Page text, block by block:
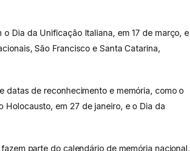
o Dia da Unificação Italiana, em 17 de março, e
São Francisco e Santa Catarina,
datas de reconhecimento e memória, como o
Holocausto, em 27 de janeiro, e o Dia da
parte do calendário de memória nacional,